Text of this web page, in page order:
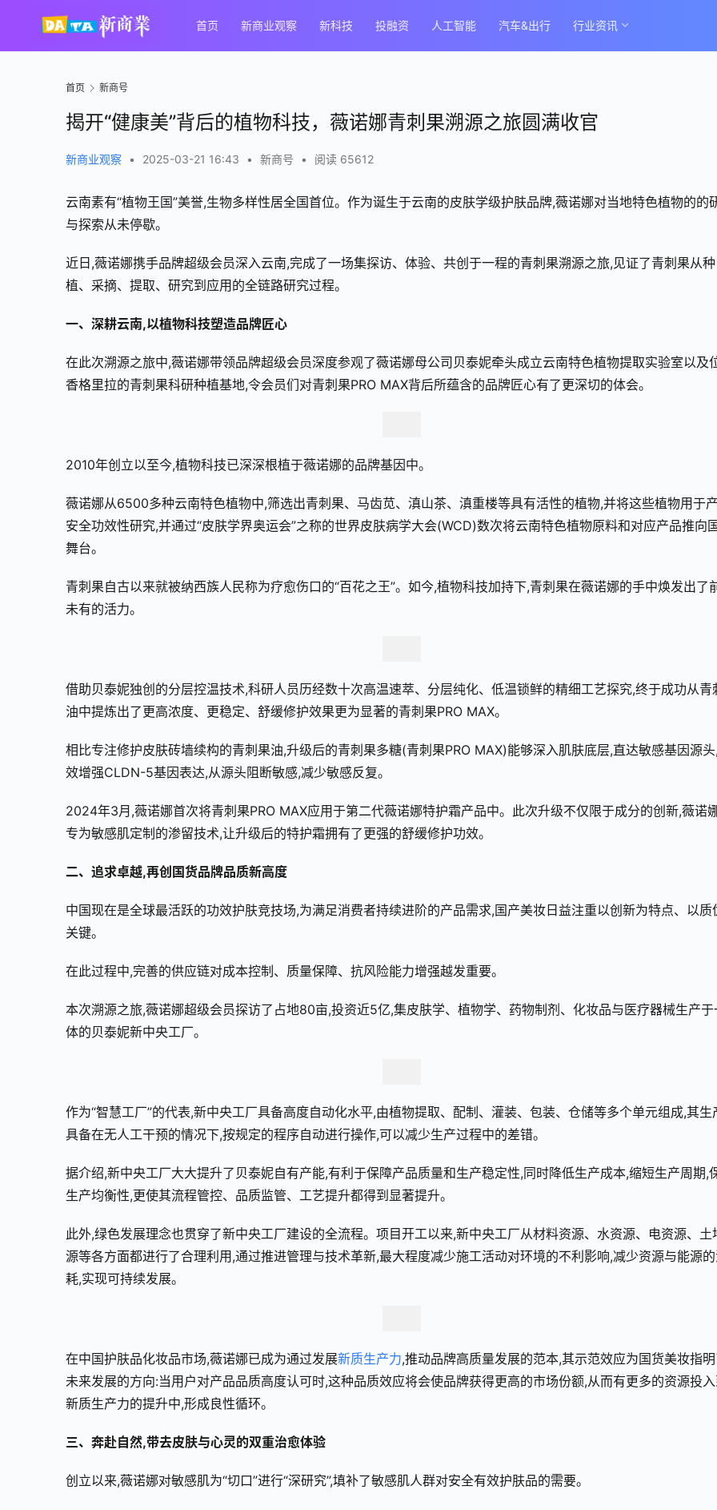
首页 新商业观察 新科技 投融资 人工智能 汽车&出行 行业资讯
首页 新商号
揭开“健康美”背后的植物科技，薇诺娜青刺果溯源之旅圆满收官
新商业观察 • 2025-03-21 16:43 • 新商号 • 阅读 65612
云南素有“植物王国”美誉,生物多样性居全国首位。作为诞生于云南的皮肤学级护肤品牌,薇诺娜对当地特色植物的的
与探索从未停歇。
近日,薇诺娜携手品牌超级会员深入云南,完成了一场集探访、体验、共创于一程的青刺果溯源之旅,见证了青刺果从种
植、采摘、提取、研究到应用的全链路研究过程。
一、深耕云南,以植物科技塑造品牌匠心
在此次溯源之旅中,薇诺娜带领品牌超级会员深度参观了薇诺娜母公司贝泰妮牵头成立云南特色植物提取实验室以及
香格里拉的青刺果科研种植基地,令会员们对青刺果PRO MAX背后所蕴含的品牌匠心有了更深切的体会。
2010年创立以至今,植物科技已深深根植于薇诺娜的品牌基因中。
薇诺娜从6500多种云南特色植物中,筛选出青刺果、马齿苋、滇山茶、滇重楼等具有活性的植物,并将这些植物用于
安全功效性研究,并通过“皮肤学界奥运会”之称的世界皮肤病学大会(WCD)数次将云南特色植物原料和对应产品推向
舞台。
青刺果自古以来就被纳西族人民称为疗愈伤口的“百花之王”。如今,植物科技加持下,青刺果在薇诺娜的手中焕发出了
未有的活力。
借助贝泰妮独创的分层控温技术,科研人员历经数十次高温速萃、分层纯化、低温锁鲜的精细工艺探究,终于成功从青
油中提炼出了更高浓度、更稳定、舒缓修护效果更为显著的青刺果PRO MAX。
相比专注修护皮肤砖墙续构的青刺果油,升级后的青刺果多糖(青刺果PRO MAX)能够深入肌肤底层,直达敏感基因源
效增强CLDN-5基因表达,从源头阻断敏感,减少敏感反复。
2024年3月,薇诺娜首次将青刺果PRO MAX应用于第二代薇诺娜特护霜产品中。此次升级不仅限于成分的创新,薇诺
专为敏感肌定制的渗留技术,让升级后的特护霜拥有了更强的舒缓修护功效。
二、追求卓越,再创国货品牌品质新高度
中国现在是全球最活跃的功效护肤竞技场,为满足消费者持续进阶的产品需求,国产美妆日益注重以创新为特点、以质
关键。
在此过程中,完善的供应链对成本控制、质量保障、抗风险能力增强越发重要。
本次溯源之旅,薇诺娜超级会员探访了占地80亩,投资近5亿,集皮肤学、植物学、药物制剂、化妆品与医疗器械生产于
体的贝泰妮新中央工厂。
作为“智慧工厂”的代表,新中央工厂具备高度自动化水平,由植物提取、配制、灌装、包装、仓储等多个单元组成,其生
具备在无人工干预的情况下,按规定的程序自动进行操作,可以减少生产过程中的差错。
据介绍,新中央工厂大大提升了贝泰妮自有产能,有利于保障产品质量和生产稳定性,同时降低生产成本,缩短生产周期,
生产均衡性,更使其流程管控、品质监管、工艺提升都得到显著提升。
此外,绿色发展理念也贯穿了新中央工厂建设的全流程。项目开工以来,新中央工厂从材料资源、水资源、电资源、土
源等各方面都进行了合理利用,通过推进管理与技术革新,最大程度减少施工活动对环境的不利影响,减少资源与能源
耗,实现可持续发展。
在中国护肤品化妆品市场,薇诺娜已成为通过发展新质生产力,推动品牌高质量发展的范本,其示范效应为国货美妆指明
未来发展的方向:当用户对产品品质高度认可时,这种品质效应将会使品牌获得更高的市场份额,从而有更多的资源投入
新质生产力的提升中,形成良性循环。
三、奔赴自然,带去皮肤与心灵的双重治愈体验
创立以来,薇诺娜对敏感肌为“切口”进行“深研究”,填补了敏感肌人群对安全有效护肤品的需要。